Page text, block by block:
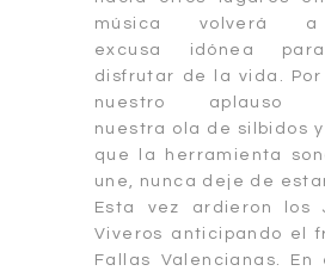
música volverá
excusa idónea
disfrutar de la vida.
nuestro aplauso
nuestra ola de silbidos
que la herramienta
une, nunca deje de
Esta vez ardieron los
Viveros anticipando el
Fallas Valencianas.